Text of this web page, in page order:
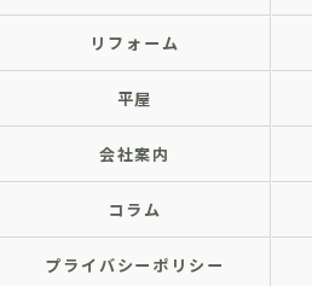
リフォーム
平屋
会社案内
コラム
プライバシーポリシー